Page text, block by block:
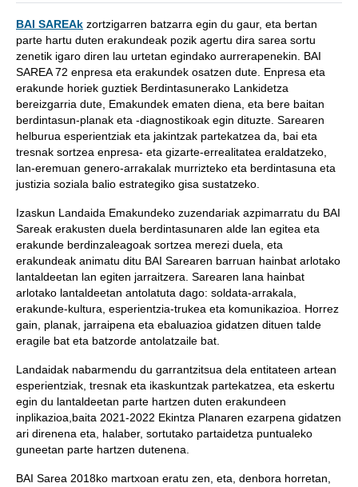
BAI SAREAk zortzigarren batzarra egin du gaur, eta bertan
parte hartu duten erakundeak pozik agertu dira sarea sortu
zenetik igaro diren lau urtetan egindako aurrerapenekin. BAI
SAREA 72 enpresa eta erakundek osatzen dute. Enpresa eta
erakunde horiek guztiek Berdintasunerako Lankidetza
bereizgarria dute, Emakundek ematen diena, eta bere baitan
berdintasun-planak eta -diagnostikoak egin dituzte. Sarearen
helburua esperientziak eta jakintzak partekatzea da, bai eta
tresnak sortzea enpresa- eta gizarte-errealitatea eraldatzeko,
lan-eremuan genero-arrakalak murrizteko eta berdintasuna eta
justizia soziala balio estrategiko gisa sustatzeko.
Izaskun Landaida Emakundeko zuzendariak azpimarratu du BAI
Sareak erakusten duela berdintasunaren alde lan egitea eta
erakunde berdinzaleagoak sortzea merezi duela, eta
erakundeak animatu ditu BAI Sarearen barruan hainbat arlotako
lantaldeetan lan egiten jarraitzera. Sarearen lana hainbat
arlotako lantaldeetan antolatuta dago: soldata-arrakala,
erakunde-kultura, esperientzia-trukea eta komunikazioa. Horrez
gain, planak, jarraipena eta ebaluazioa gidatzen dituen talde
eragile bat eta batzorde antolatzaile bat.
Landaidak nabarmendu du garrantzitsua dela entitateen artean
esperientziak, tresnak eta ikaskuntzak partekatzea, eta eskertu
egin du lantaldeetan parte hartzen duten erakundeen
inplikazioa,baita 2021-2022 Ekintza Planaren ezarpena gidatzen
ari direnena eta, halaber, sortutako partaidetza puntualeko
guneetan parte hartzen dutenena.
BAI Sarea 2018ko martxoan eratu zen, eta, denbora horretan,